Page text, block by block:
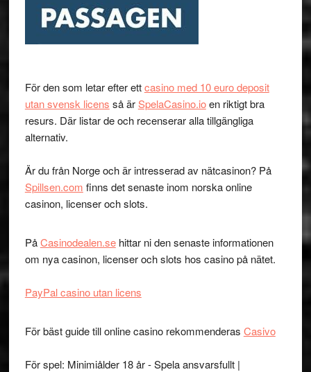
För den som letar efter ettcasino med 10 euro deposit
utan svensk licens så ärSpelaCasino.ioen riktigt bra
resurs. Där listar de och recenserar alla tillgängliga
alternativ.
Är du från Norge och är intresserad av nätcasinon? På
Spillsen.com finns det senaste inom norska online
casinon, licenser och slots.
PåCasinodealen.sehittar ni den senaste informationen
om nya casinon, licenser och slots hos casino på nätet.
PayPal casino utan licens
För bäst guide till online casino rekommenderas Casivo
För spel: Minimiålder 18 år - Spela ansvarsfullt |